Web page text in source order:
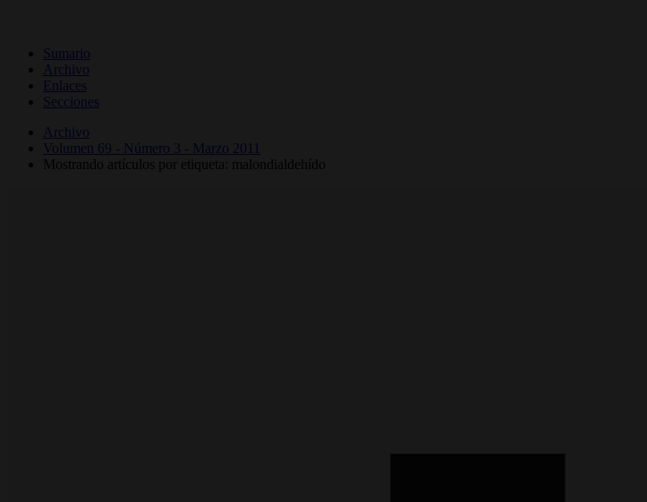
Sumario
Archivo
Enlaces
Secciones
Archivo
Volumen 69 - Número 3 - Marzo 2011
Mostrando artículos por etiqueta: malondialdehído